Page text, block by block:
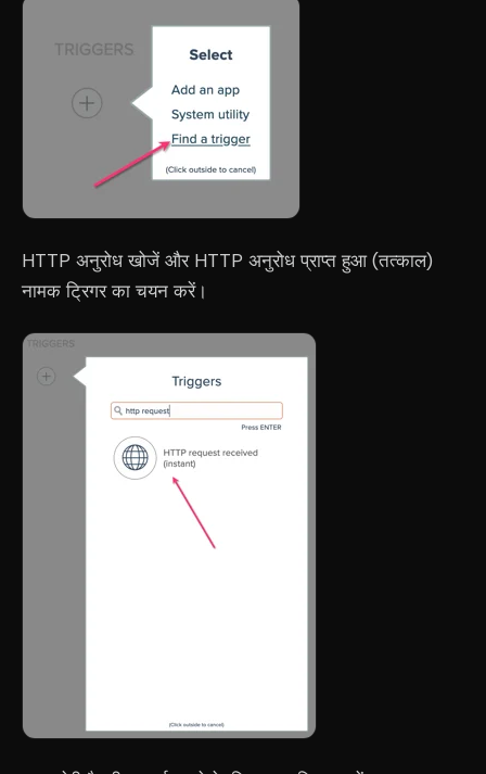
HTTP अनुरोध खोजें और HTTP अनुरोध प्राप्त हुआ (तत्काल)
नामक ट्रिगर का चयन करें।